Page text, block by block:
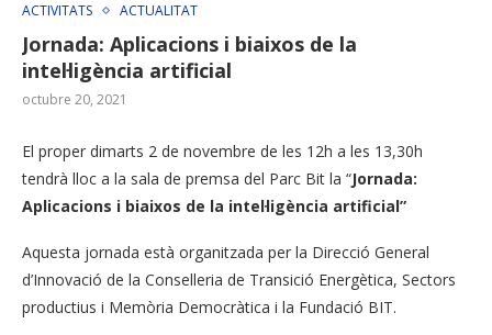
ACTIVITATS ACTUALITAT
Jornada: Aplicacions i biaixos de la
intel·ligència artificial
octubre 20, 2021
El proper dimarts 2 de novembre de les 12h a les 13,30h
tendrà lloc a la sala de premsa del Parc Bit la “Jornada:
Aplicacions i biaixos de la intel·ligència artificial”
Aquesta jornada està organitzada per la Direcció General
d’Innovació de la Conselleria de Transició Energètica, Sectors
productius i Memòria Democràtica i la Fundació BIT.